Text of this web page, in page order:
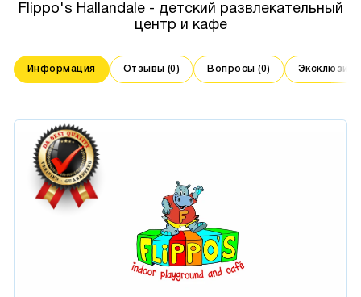
Flippo's Hallandale - детский развлекательный
центр и кафе
Информация Отзывы (0) Вопросы (0)